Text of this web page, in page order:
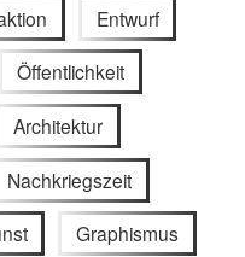
Entwurf
Öffentlichkeit
Architektur
Nachkriegszeit
Graphismus